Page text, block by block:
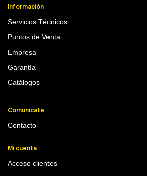
Información
Servicios Técnicos
Puntos de Venta
Empresa
Garantía
Catálogos
Comunicate
Contacto
Mi cuenta
Acceso clientes